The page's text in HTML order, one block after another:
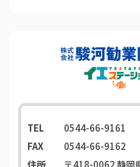
TEL
0544-66-9161
FAX
0544-66-9162